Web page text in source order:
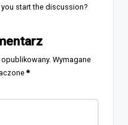
start the discussion?
Wymagane
*